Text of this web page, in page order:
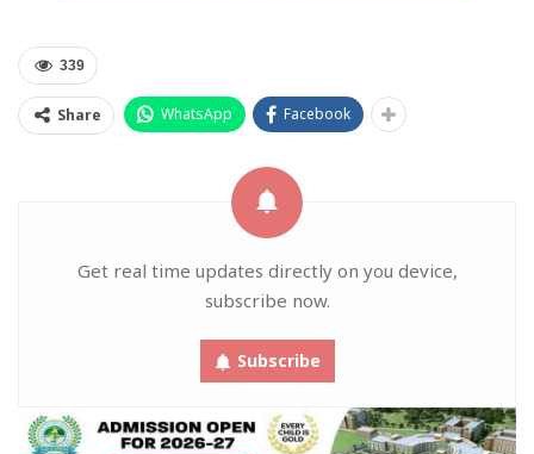
339
Share WhatsApp Facebook
Get real time updates directly on you device,
subscribe now.
Subscribe